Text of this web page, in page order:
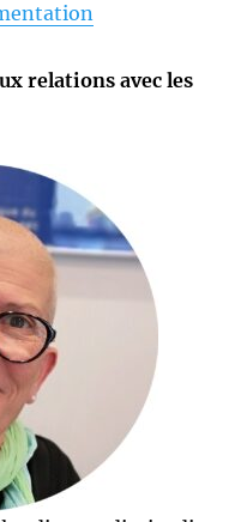
relations avec les